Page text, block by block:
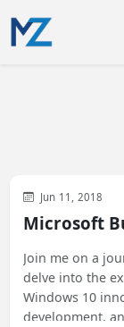
Visual Studio
Microsoft
XAML
Jun 11, 2018
Microsoft
Join me on a
delve into the
Windows 10
development,